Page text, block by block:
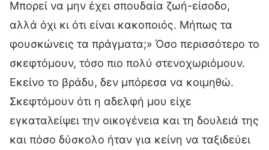
Μπορεί να μην έχει σπουδαία ζωή-είσοδο,
αλλά όχι κι ότι είναι κακοποιός. Μήπως τα
φουσκώνεις τα πράγματα;» Όσο περισσότερο το
σκεφτόμουν, τόσο πιο πολύ στενοχωριόμουν.
Εκείνο το βράδυ, δεν μπόρεσα να κοιμηθώ.
Σκεφτόμουν ότι η αδελφή μου είχε
εγκαταλείψει την οικογένεια και τη δουλειά της
και πόσο δύσκολο ήταν για κείνη να ταξιδεύει